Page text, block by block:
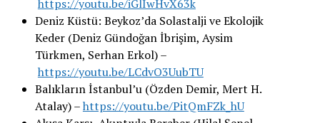
https://youtu.be/iGlIwHvX63k
Deniz Küstü: Beykoz’da Solastalji ve Ekolojik
Keder (Deniz Gündoğan İbrişim, Aysim
Türkmen, Serhan Erkol) –
https://youtu.be/LCdvO3UubTU
Balıkların İstanbul’u (Özden Demir, Mert H.
Atalay) –https://youtu.be/PitQmFZk_hU